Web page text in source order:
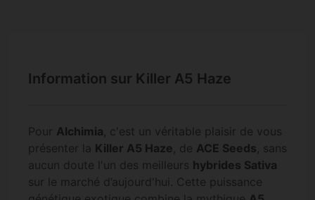
Information sur Killer A5 Haze
Pour Alchimia, c'est un véritable plaisir de vous
présenter la Killer A5 Haze, de ACE Seeds, sans
aucun doute l'un des meilleurs hybrides Sativa
sur le marché d’aujourd'hui. Cette puissance